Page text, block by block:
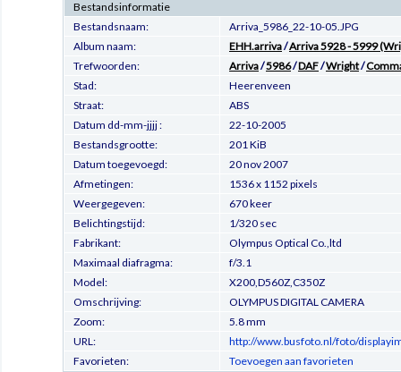
Bestandsinformatie
Bestandsnaam:
Arriva_5986_22-10-05.JPG
Album naam:
EHH.arriva/Arriva 5928 - 5999
Trefwoorden:
Arriva/5986/DAF/Wright/
Stad:
Heerenveen
Straat:
ABS
Datum dd-mm-jjjj :
22-10-2005
Bestandsgrootte:
201 KiB
Datum toegevoegd:
20 nov 2007
Afmetingen:
1536 x 1152 pixels
Weergegeven:
670 keer
Belichtingstijd:
1/320 sec
Fabrikant:
Olympus Optical Co.,ltd
Maximaal diafragma:
f/3.1
Model:
X200,D560Z,C350Z
Omschrijving:
OLYMPUS DIGITAL CAMERA
Zoom:
5.8 mm
URL:
http://www.busfoto.nl/foto/
Favorieten:
Toevoegen aan favorieten